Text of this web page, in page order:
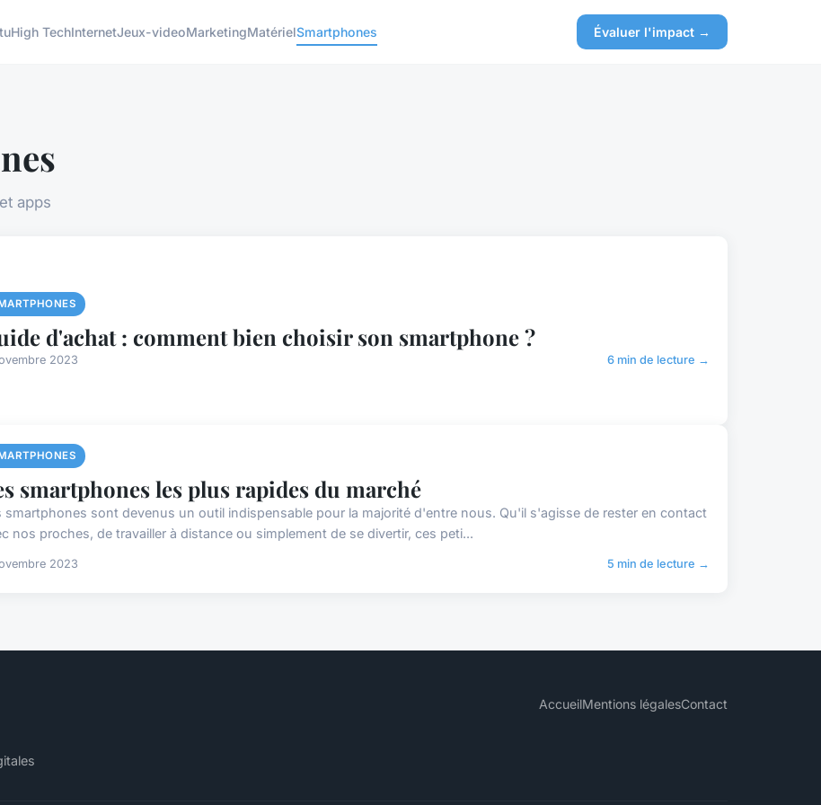
High TechInternetJeux-videoMarketingMatérielSmartphones Évaluer l'impact →
apps
d'achat : comment bien choisir son smartphone ?
2023 6 min de lecture →
smartphones les plus rapides du marché
smartphones sont devenus un outil indispensable pour la majorité d'entre nous. Qu'il s'agisse de rester en contact
nos proches, de travailler à distance ou simplement de se divertir, ces peti...
2023 5 min de lecture →
AccueilMentions légalesContact